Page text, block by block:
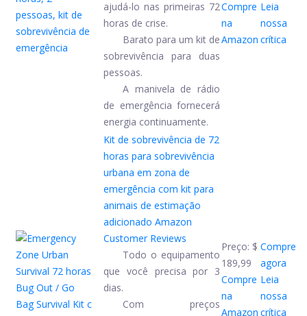
ajudá-lo nas primeiras 72
horas de crise.
Barato para um kit de
sobrevivência para duas
pessoas.
A manivela de rádio
de emergência fornecerá
energia continuamente.
Compre
na
Amazon
Leia
nossa
crítica
Kit de sobrevivência de 72
horas para sobrevivência
urbana em zona de
emergência com kit para
animais de estimação
adicionado Amazon
Customer Reviews
Todo o equipamento
que você precisa por 3
dias.
Com preços
Preço: $
189,99
Compre
na
Amazon
Compre
agora
Leia
nossa
crítica